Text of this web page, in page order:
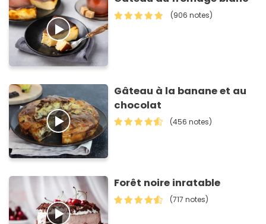
(906 notes)
Gâteau à la banane et au
chocolat
(456 notes)
Forêt noire inratable
(717 notes)